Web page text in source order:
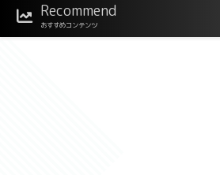
似鳥沙也加 11COLOR vol.3 FRIDAYデジ
タル写真集
Recommend
おすすめコンテンツ